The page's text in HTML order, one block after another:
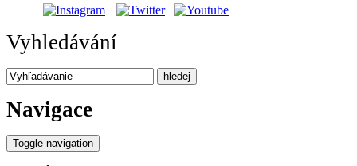
Vyhledávání
hledej
Navigace
Toggle navigation